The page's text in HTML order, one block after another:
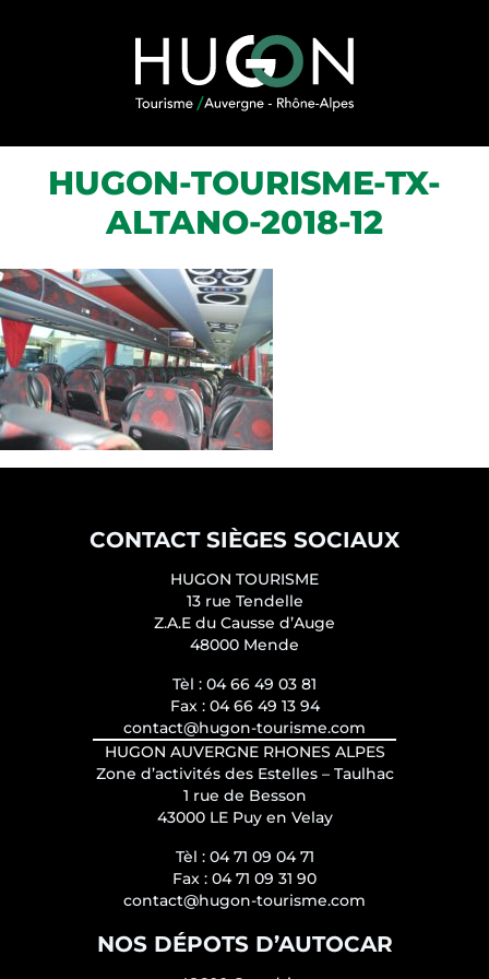
HUGON-TOURISME-TX-
ALTANO-2018-12
CONTACT SIÈGES SOCIAUX
HUGON TOURISME
13 rue Tendelle
Z.A.E du Causse d’Auge
48000 Mende
Tèl : 04 66 49 03 81
Fax : 04 66 49 13 94
contact@hugon-tourisme.com
HUGON AUVERGNE RHONES ALPES
Zone d’activités des Estelles – Taulhac
1 rue de Besson
43000 LE Puy en Velay
Tèl : 04 71 09 04 71
Fax : 04 71 09 31 90
contact@hugon-tourisme.com
NOS DÉPOTS D’AUTOCAR